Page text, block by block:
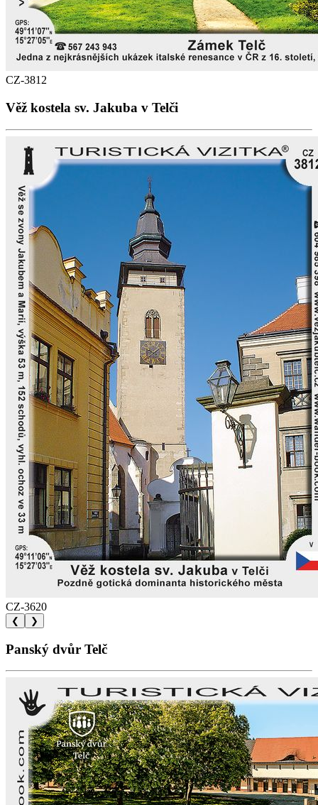
CZ-3812
Věž kostela sv. Jakuba v Telči
CZ-3620
❮ ❯
Panský dvůr Telč